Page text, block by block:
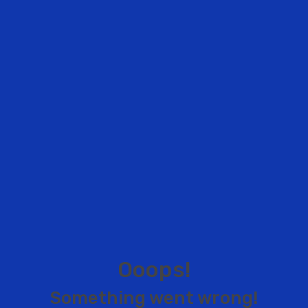
Ooops!
Something went wrong!